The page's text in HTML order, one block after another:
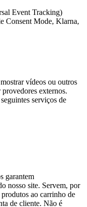
Event Tracking)
Consent Mode, Klarna,
vídeos ou outros
externos.
serviços de
garantem
nosso site. Servem, por
ao carrinho de
de cliente. Não é